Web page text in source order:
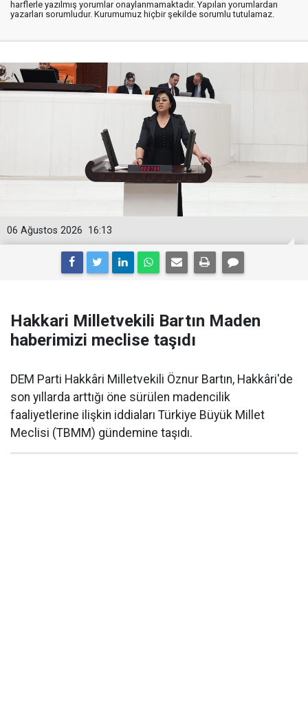
harflerle yazılmış yorumlar onaylanmamaktadır. Yapılan yorumlardan
yazarları sorumludur. Kurumumuz hiçbir şekilde sorumlu tutulamaz.
16:13
06 Ağustos 2026
Hakkari Milletvekili Bartın Maden
haberimizi meclise taşıdı
DEM Parti Hakkâri Milletvekili Öznur Bartın, Hakkâri'de
son yıllarda arttığı öne sürülen madencilik
faaliyetlerine ilişkin iddiaları Türkiye Büyük Millet
Meclisi (TBMM) gündemine taşıdı.